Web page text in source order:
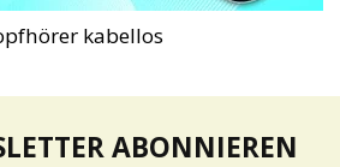
kabellos
ABONNIEREN